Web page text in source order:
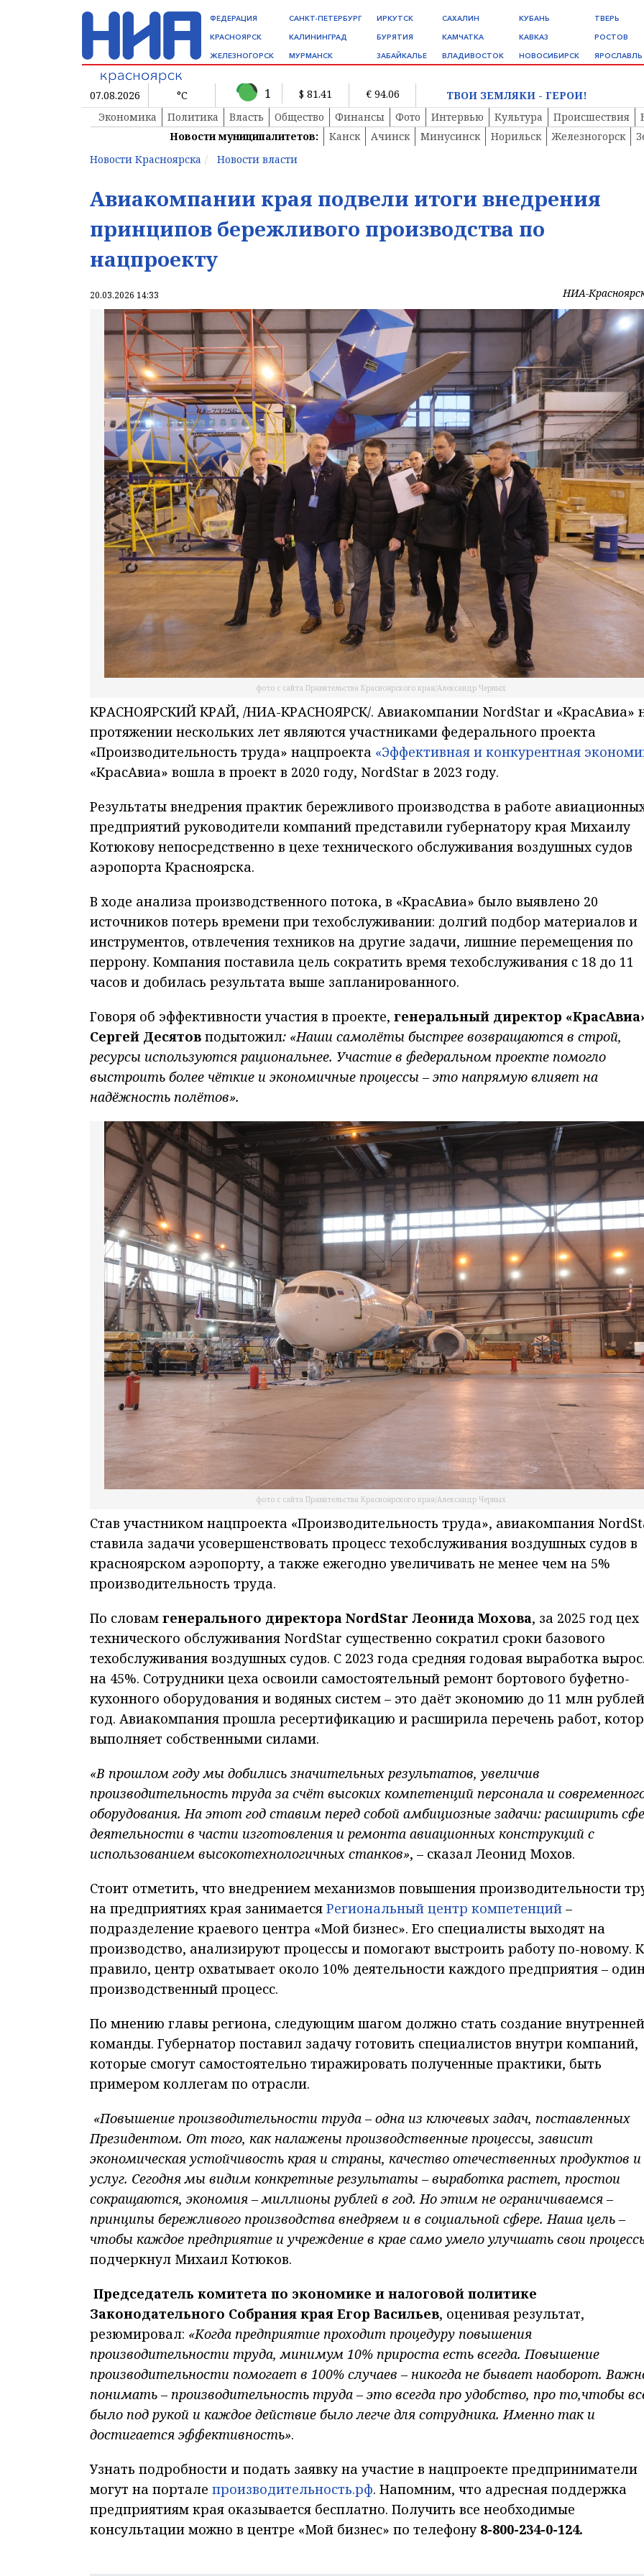
ФЕДЕРАЦИЯ
КРАСНОЯРСК
ЖЕЛЕЗНОГОРСК
САНКТ-ПЕТЕРБУРГ
КАЛИНИНГРАД
МУРМАНСК
ИРКУТСК
БУРЯТИЯ
ЗАБАЙКАЛЬЕ
САХАЛИН
КАМЧАТКА
ВЛАДИВОСТОК
КУБАНЬ
КАВКАЗ
НОВОСИБИРСК
ТВЕРЬ
РОСТОВ
ЯРОСЛАВЛЬ
07.08.2026 °C 1 $ 81.41 € 94.06
ТВОИ ЗЕМЛЯКИ - ГЕРОИ!
Экономика
Политика Власть Общество Финансы Фото Интервью Культура Происшествия
Новости муниципалитетов:
Канск Ачинск Минусинск Норильск Железногорск
Новости Красноярска
Новости власти
Авиакомпании края подвели итоги внедрения
принципов бережливого производства по
нацпроекту
20.03.2026 14:33 НИА-
фото с сайта Правительства Красноярского края/Александр Черных
КРАСНОЯРСКИЙ КРАЙ, /НИА-КРАСНОЯРСК/. Авиакомпании NordStar и «КрасАвиа»
протяжении нескольких лет являются участниками федерального проекта
«Производительность труда» нацпроекта «Эффективная и конкурентная
«КрасАвиа» вошла в проект в 2020 году, NordStar в 2023 году.
Результаты внедрения практик бережливого производства в работе
предприятий руководители компаний представили губернатору края Михаилу
Котюкову непосредственно в цехе технического обслуживания воздушных судов
аэропорта Красноярска.
В ходе анализа производственного потока, в «КрасАвиа» было выявлено 20
источников потерь времени при техобслуживании: долгий подбор материалов и
инструментов, отвлечения техников на другие задачи, лишние перемещения по
перрону. Компания поставила цель сократить время техобслуживания с 18 до 11
часов и добилась результата выше запланированного.
Говоря об эффективности участия в проекте, генеральный директор
Сергей Десятов подытожил: «Наши самолёты быстрее возвращаются в строй,
ресурсы используются рациональнее. Участие в федеральном проекте помогло
выстроить более чёткие и экономичные процессы – это напрямую влияет на
надёжность полётов».
фото с сайта Правительства Красноярского края/Александр Черных
Став участником нацпроекта «Производительность труда», авиакомпания
ставила задачи усовершенствовать процесс техобслуживания воздушных судов в
красноярском аэропорту, а также ежегодно увеличивать не менее чем на 5%
производительность труда.
По словам генерального директора NordStar Леонида Мохова, за 2025 год цех
технического обслуживания NordStar существенно сократил сроки базового
техобслуживания воздушных судов. С 2023 года средняя годовая выработка
на 45%. Сотрудники цеха освоили самостоятельный ремонт бортового буфетно-
кухонного оборудования и водяных систем – это даёт экономию до 11 млн
год. Авиакомпания прошла ресертификацию и расширила перечень работ,
выполняет собственными силами.
«В прошлом году мы добились значительных результатов, увеличив
производительность труда за счёт высоких компетенций персонала и
оборудования. На этот год ставим перед собой амбициозные задачи: расширить
деятельности в части изготовления и ремонта авиационных конструкций с
использованием высокотехнологичных станков», – сказал Леонид Мохов.
Стоит отметить, что внедрением механизмов повышения производительности
на предприятиях края занимается Региональный центр компетенций –
подразделение краевого центра «Мой бизнес». Его специалисты выходят на
производство, анализируют процессы и помогают выстроить работу по-новому.
правило, центр охватывает около 10% деятельности каждого предприятия –
производственный процесс.
По мнению главы региона, следующим шагом должно стать создание внутренней
команды. Губернатор поставил задачу готовить специалистов внутри компаний,
которые смогут самостоятельно тиражировать полученные практики, быть
примером коллегам по отрасли.
«Повышение производительности труда – одна из ключевых задач, поставленных
Президентом. От того, как налажены производственные процессы, зависит
экономическая устойчивость края и страны, качество отечественных продуктов и
услуг. Сегодня мы видим конкретные результаты – выработка растет, простои
сокращаются, экономия – миллионы рублей в год. Но этим не ограничиваемся –
принципы бережливого производства внедряем и в социальной сфере. Наша цель –
чтобы каждое предприятие и учреждение в крае само умело улучшать свои
подчеркнул Михаил Котюков.
Председатель комитета по экономике и налоговой политике
Законодательного Собрания края Егор Васильев, оценивая результат,
резюмировал: «Когда предприятие проходит процедуру повышения
производительности труда, минимум 10% прироста есть всегда. Повышение
производительности помогает в 100% случаев – никогда не бывает наоборот.
понимать – производительность труда – это всегда про удобство, про то,чтобы
было под рукой и каждое действие было легче для сотрудника. Именно так и
достигается эффективность».
Узнать подробности и подать заявку на участие в нацпроекте предприниматели
могут на портале производительность.рф. Напомним, что адресная поддержка
предприятиям края оказывается бесплатно. Получить все необходимые
консультации можно в центре «Мой бизнес» по телефону 8-800-234-0-124.